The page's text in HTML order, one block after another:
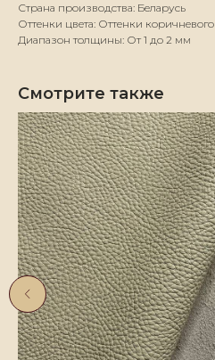
Страна производства: Беларусь
Оттенки цвета: Оттенки коричневого
Диапазон толщины: От 1 до 2 мм
Смотрите также